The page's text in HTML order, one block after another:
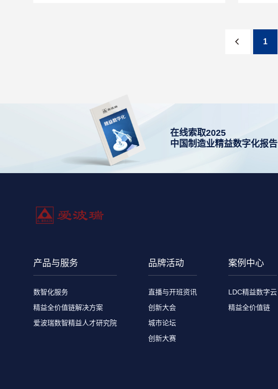
1
在线索取2025
中国制造业精益数字化报告
产品与服务
数智化服务
精益全价值链解决方案
爱波瑞数智精益人才研究院
品牌活动
直播与开班资讯
创新大会
城市论坛
创新大赛
案例中心
LDC精益数字云
精益全价值链